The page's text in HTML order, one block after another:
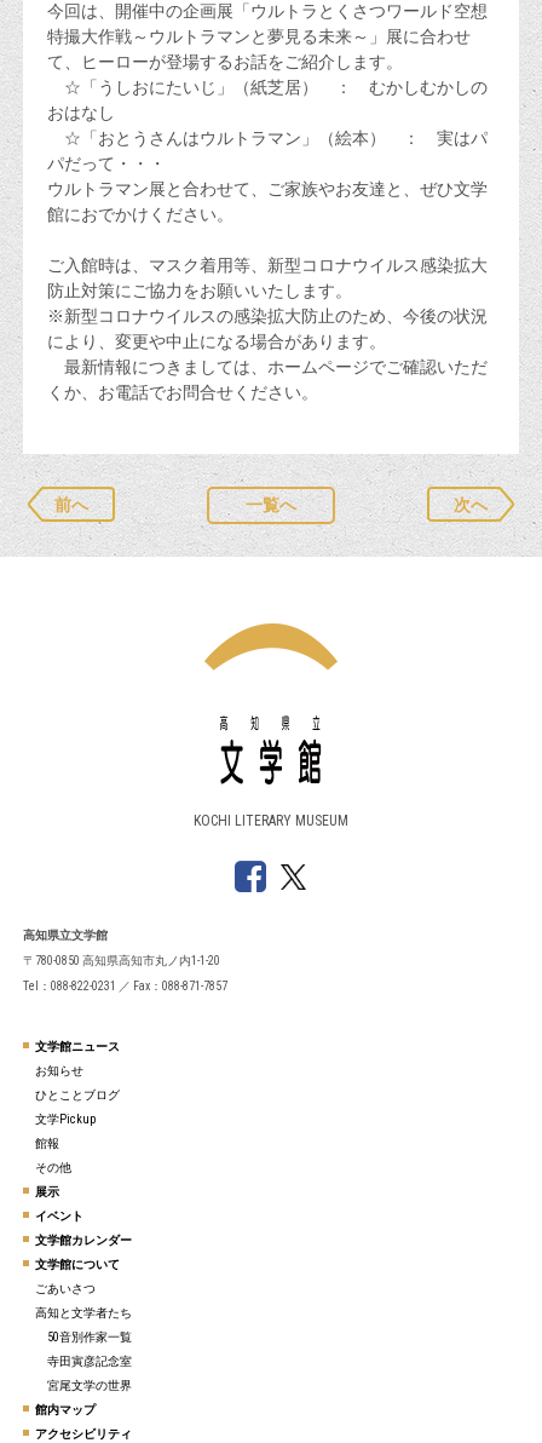
今回は、開催中の企画展「ウルトラとくさつワールド空想
特撮大作戦～ウルトラマンと夢見る未来～」展に合わせ
て、ヒーローが登場するお話をご紹介します。
☆「うしおにたいじ」（紙芝居） ： むかしむかしの
おはなし
☆「おとうさんはウルトラマン」（絵本） ： 実はパ
パだって・・・
ウルトラマン展と合わせて、ご家族やお友達と、ぜひ文学
館におでかけください。
ご入館時は、マスク着用等、新型コロナウイルス感染拡大
防止対策にご協力をお願いいたします。
※新型コロナウイルスの感染拡大防止のため、今後の状況
により、変更や中止になる場合があります。
最新情報につきましては、ホームページでご確認いただ
くか、お電話でお問合せください。
前へ 一覧へ 次へ
KOCHI LITERARY MUSEUM
高知県立文学館
〒780-0850 高知県高知市丸ノ内1-1-20
Tel：088-822-0231 ／ Fax：088-871-7857
文学館ニュース
お知らせ
ひとことブログ
文学Pickup
館報
その他
展示
イベント
文学館カレンダー
文学館について
ごあいさつ
高知と文学者たち
50音別作家一覧
寺田寅彦記念室
宮尾文学の世界
館内マップ
アクセシビリティ